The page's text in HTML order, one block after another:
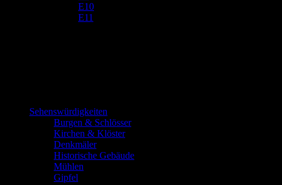
E10
E11
Sehenswürdigkeiten
Burgen & Schlösser
Kirchen & Klöster
Denkmäler
Historische Gebäude
Mühlen
Gipfel